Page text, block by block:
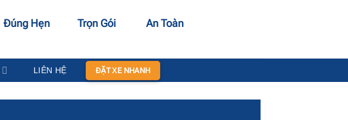
Đúng Hẹn Trọn Gói An Toàn
LIÊN HỆ ĐẶT XE NHANH